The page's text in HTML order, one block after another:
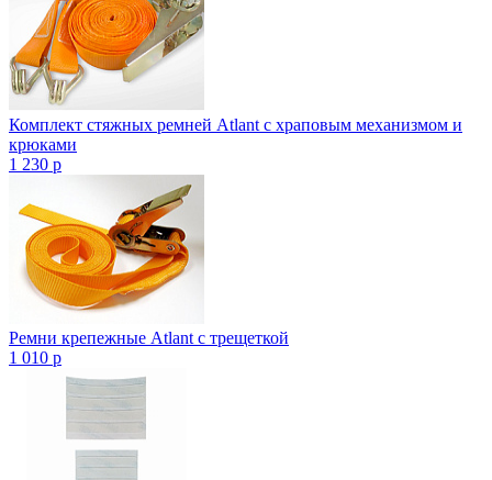
Комплект стяжных ремней Atlant с храповым механизмом и
крюками
1 230 p
Ремни крепежные Atlant с трещеткой
1 010 p